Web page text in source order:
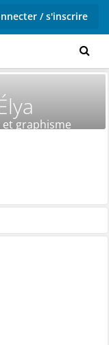
/ s'inscrire
graphisme